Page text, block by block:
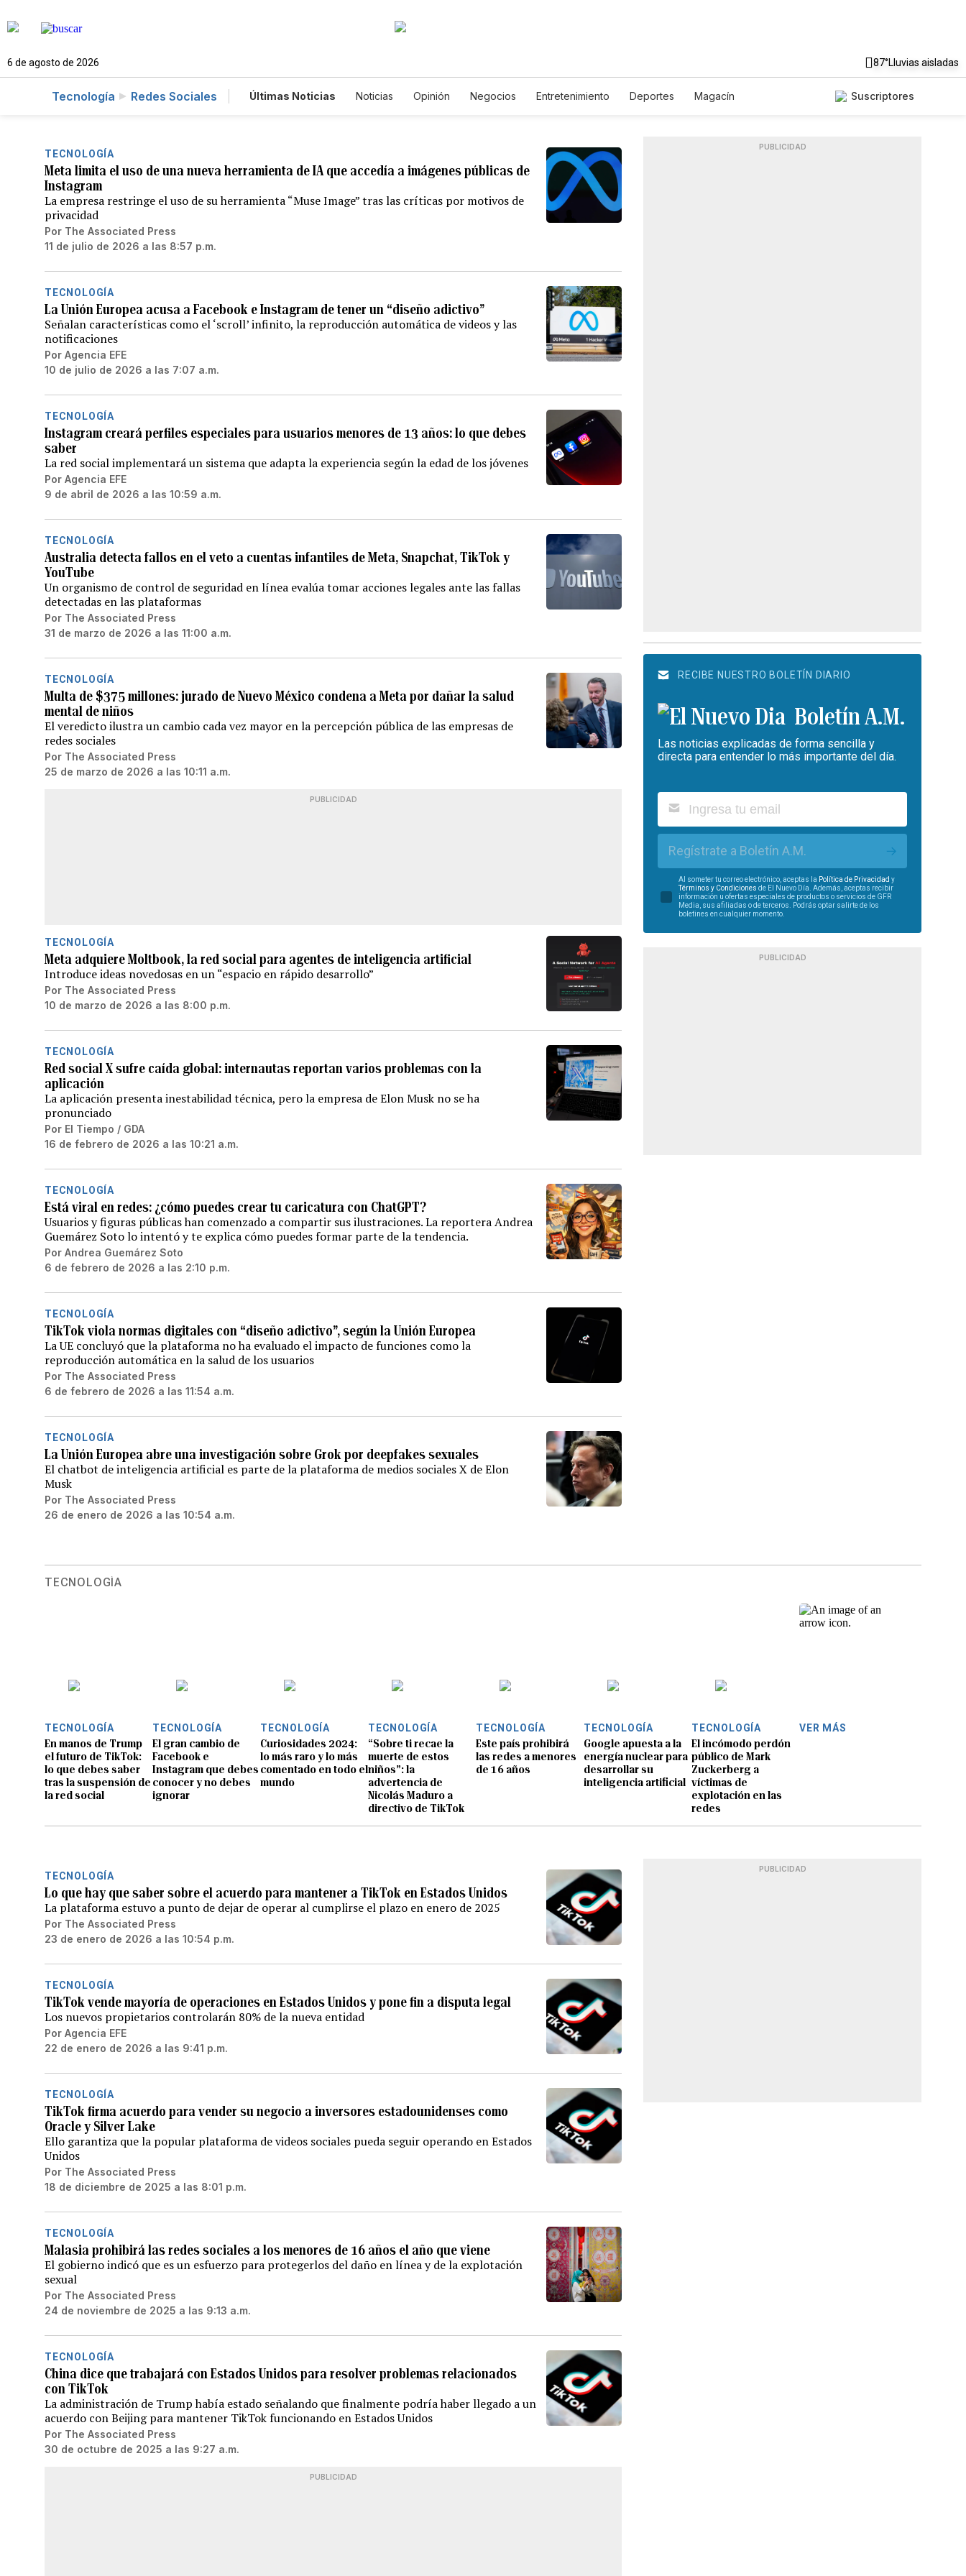
6 de agosto de 2026 87°Lluvias aisladas
Tecnología Redes Sociales Últimas Noticias Noticias Opinión Negocios Entretenimiento Deportes
Magacín
Suscriptores
TECNOLOGÍA
Meta limita el uso de una nueva herramienta de IA que accedía a imágenes públicas de
Instagram
La empresa restringe el uso de su herramienta “Muse Image” tras las críticas por motivos de
privacidad
Por The Associated Press
11 de julio de 2026 a las 8:57 p.m.
TECNOLOGÍA
La Unión Europea acusa a Facebook e Instagram de tener un “diseño adictivo”
Señalan características como el ‘scroll’ infinito, la reproducción automática de videos y las
notificaciones
Por Agencia EFE
10 de julio de 2026 a las 7:07 a.m.
TECNOLOGÍA
Instagram creará perfiles especiales para usuarios menores de 13 años: lo que debes
saber
La red social implementará un sistema que adapta la experiencia según la edad de los jóvenes
Por Agencia EFE
9 de abril de 2026 a las 10:59 a.m.
TECNOLOGÍA
Australia detecta fallos en el veto a cuentas infantiles de Meta, Snapchat, TikTok y
YouTube
Un organismo de control de seguridad en línea evalúa tomar acciones legales ante las fallas
detectadas en las plataformas
Por The Associated Press
31 de marzo de 2026 a las 11:00 a.m.
TECNOLOGÍA
Multa de $375 millones: jurado de Nuevo México condena a Meta por dañar la salud
mental de niños
El veredicto ilustra un cambio cada vez mayor en la percepción pública de las empresas de
redes sociales
Por The Associated Press
25 de marzo de 2026 a las 10:11 a.m.
PUBLICIDAD
TECNOLOGÍA
Meta adquiere Moltbook, la red social para agentes de inteligencia artificial
Introduce ideas novedosas en un “espacio en rápido desarrollo”
Por The Associated Press
10 de marzo de 2026 a las 8:00 p.m.
TECNOLOGÍA
Red social X sufre caída global: internautas reportan varios problemas con la
aplicación
La aplicación presenta inestabilidad técnica, pero la empresa de Elon Musk no se ha
pronunciado
Por El Tiempo / GDA
16 de febrero de 2026 a las 10:21 a.m.
TECNOLOGÍA
Está viral en redes: ¿cómo puedes crear tu caricatura con ChatGPT?
Usuarios y figuras públicas han comenzado a compartir sus ilustraciones. La reportera Andrea
Guemárez Soto lo intentó y te explica cómo puedes formar parte de la tendencia.
Por Andrea Guemárez Soto
6 de febrero de 2026 a las 2:10 p.m.
TECNOLOGÍA
TikTok viola normas digitales con “diseño adictivo”, según la Unión Europea
La UE concluyó que la plataforma no ha evaluado el impacto de funciones como la
reproducción automática en la salud de los usuarios
Por The Associated Press
6 de febrero de 2026 a las 11:54 a.m.
TECNOLOGÍA
La Unión Europea abre una investigación sobre Grok por deepfakes sexuales
El chatbot de inteligencia artificial es parte de la plataforma de medios sociales X de Elon
Musk
Por The Associated Press
26 de enero de 2026 a las 10:54 a.m.
PUBLICIDAD
RECIBE NUESTRO BOLETÍN DIARIO
Boletín A.M.
Las noticias explicadas de forma sencilla y
directa para entender lo más importante del día.
Regístrate a Boletín A.M.
Al someter tu correo electrónico, aceptas la Política de Privacidad y
Términos y Condiciones de El Nuevo Día. Además, aceptas recibir
información u ofertas especiales de productos o servicios de GFR
Media, sus afiliadas o de terceros. Podrás optar salirte de los
boletines en cualquier momento.
PUBLICIDAD
TECNOLOGÍA
TECNOLOGÍA
En manos de Trump
el futuro de TikTok:
lo que debes saber
tras la suspensión de
la red social
TECNOLOGÍA
El gran cambio de
Facebook e
Instagram que debes
conocer y no debes
ignorar
TECNOLOGÍA
Curiosidades 2024:
lo más raro y lo más
comentado en todo el
mundo
TECNOLOGÍA
“Sobre ti recae la
muerte de estos
niños”: la
advertencia de
Nicolás Maduro a
directivo de TikTok
TECNOLOGÍA
Este país prohibirá
las redes a menores
de 16 años
TECNOLOGÍA
Google apuesta a la
energía nuclear para
desarrollar su
inteligencia artificial
TECNOLOGÍA
El incómodo perdón
público de Mark
Zuckerberg a
víctimas de
explotación en las
redes
VER MÁS
TECNOLOGÍA
Lo que hay que saber sobre el acuerdo para mantener a TikTok en Estados Unidos
La plataforma estuvo a punto de dejar de operar al cumplirse el plazo en enero de 2025
Por The Associated Press
23 de enero de 2026 a las 10:54 p.m.
TECNOLOGÍA
TikTok vende mayoría de operaciones en Estados Unidos y pone fin a disputa legal
Los nuevos propietarios controlarán 80% de la nueva entidad
Por Agencia EFE
22 de enero de 2026 a las 9:41 p.m.
TECNOLOGÍA
TikTok firma acuerdo para vender su negocio a inversores estadounidenses como
Oracle y Silver Lake
Ello garantiza que la popular plataforma de videos sociales pueda seguir operando en Estados
Unidos
Por The Associated Press
18 de diciembre de 2025 a las 8:01 p.m.
TECNOLOGÍA
Malasia prohibirá las redes sociales a los menores de 16 años el año que viene
El gobierno indicó que es un esfuerzo para protegerlos del daño en línea y de la explotación
sexual
Por The Associated Press
24 de noviembre de 2025 a las 9:13 a.m.
TECNOLOGÍA
China dice que trabajará con Estados Unidos para resolver problemas relacionados
con TikTok
La administración de Trump había estado señalando que finalmente podría haber llegado a un
acuerdo con Beijing para mantener TikTok funcionando en Estados Unidos
Por The Associated Press
30 de octubre de 2025 a las 9:27 a.m.
PUBLICIDAD
PUBLICIDAD